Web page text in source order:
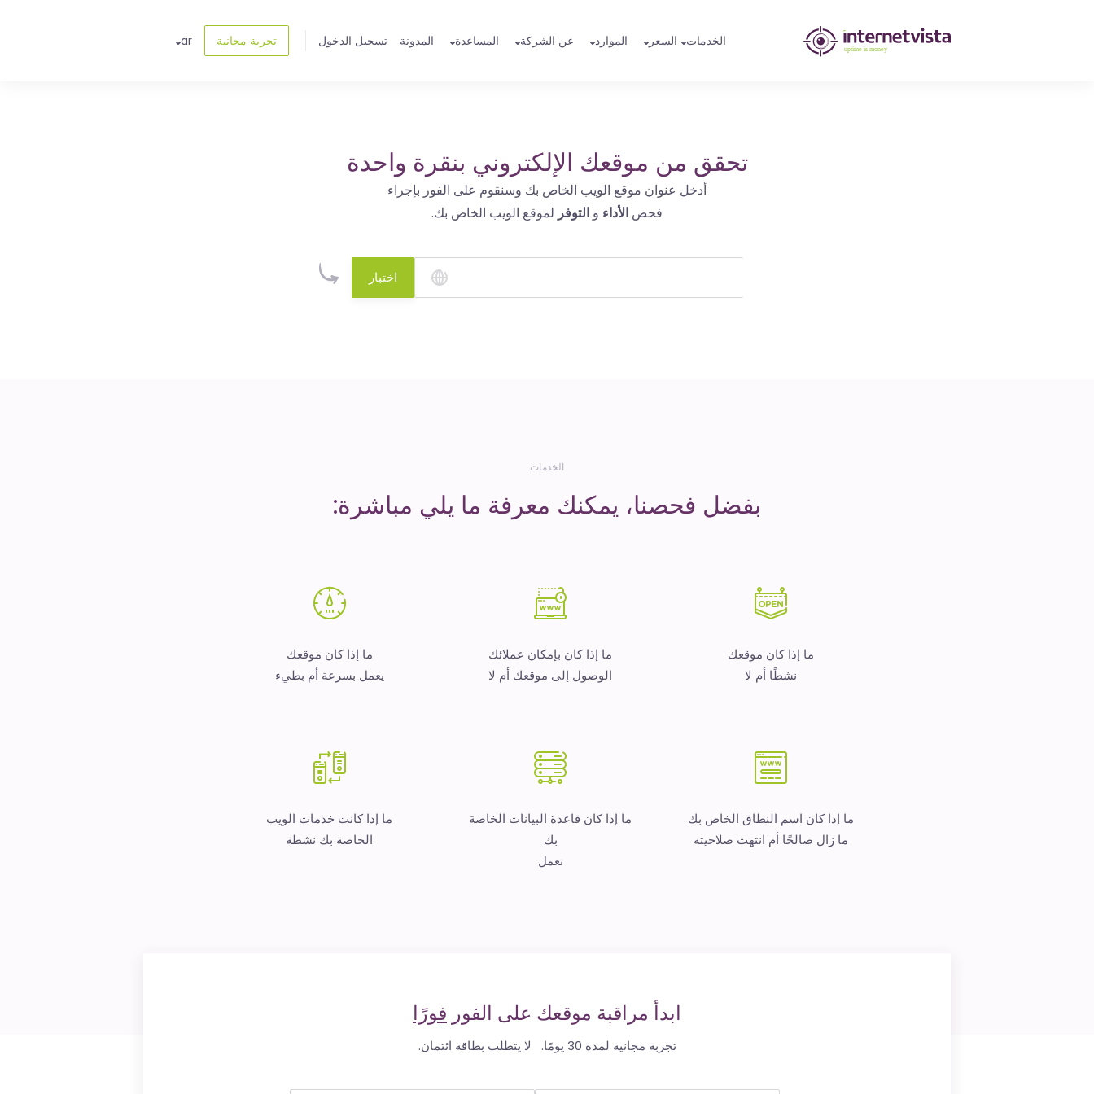
مراقبة
الخدمات السعر الموارد عن الشركة المساعدة المدونة تسجيل الدخول تجربة مجانية ar
تحقق من موقعك الإلكتروني بنقرة واحدة
أدخل عنوان موقع الويب الخاص بك وسنقوم على الفور بإجراء
فحص الأداء و التوفر لموقع الويب الخاص بك.
اختبار
الخدمات
بفضل فحصنا، يمكنك معرفة ما يلي مباشرة:
ما إذا كان موقعك
نشطًا أم لا
ما إذا كان بإمكان عملائك
الوصول إلى موقعك أم لا
ما إذا كان موقعك
يعمل بسرعة أم بطيء
ما إذا كان اسم النطاق الخاص بك
ما زال صالحًا أم انتهت صلاحيته
ما إذا كان قاعدة البيانات الخاصة
بك
تعمل
ما إذا كانت خدمات الويب
الخاصة بك نشطة
ابدأ مراقبة موقعك على الفور فورًا
تجربة مجانية لمدة 30 يومًا. لا يتطلب بطاقة ائتمان.